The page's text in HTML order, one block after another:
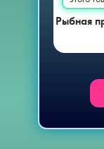
Рыбная